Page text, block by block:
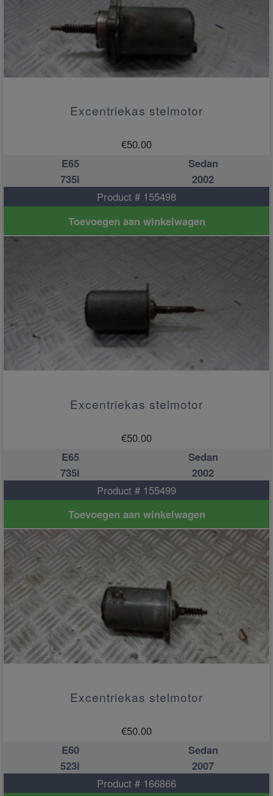
Excentriekas stelmotor
€50.00
E65
Sedan
735i
2002
Product # 155498
Toevoegen aan winkelwagen
Excentriekas stelmotor
€50.00
E65
Sedan
735i
2002
Product # 155499
Toevoegen aan winkelwagen
Excentriekas stelmotor
€50.00
E60
Sedan
523i
2007
Product # 166866